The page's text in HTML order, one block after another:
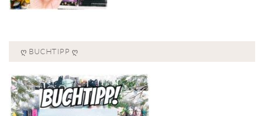
Ღ BUCHTIPP Ღ